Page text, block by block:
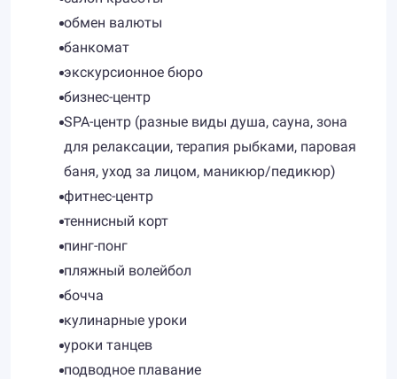
обмен валюты
банкомат
экскурсионное бюро
бизнес-центр
SPA-центр​ (разные виды душа, сауна, зона
для релаксации, терапия рыбками, паровая
баня, уход за лицом, маникюр/педикюр)
фитнес-центр
теннисный корт
пинг-понг
пляжный волейбол
бочча
кулинарные уроки
уроки танцев
подводное плавание